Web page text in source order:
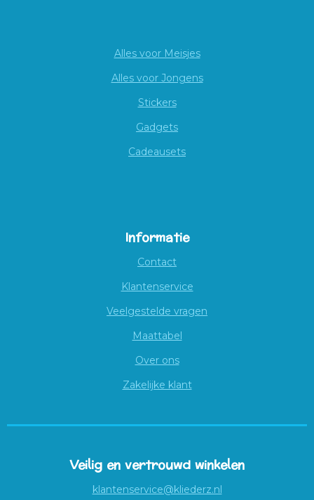
Alles voor Meisjes
Alles voor Jongens
Stickers
Gadgets
Cadeausets
Informatie
Contact
Klantenservice
Veelgestelde vragen
Maattabel
Over ons
Zakelijke klant
Veilig en vertrouwd winkelen
klantenservice@kliederz.nl